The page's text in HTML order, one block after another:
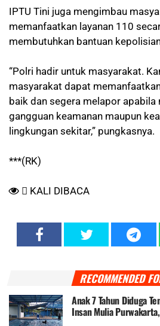
IPTU Tini juga mengimbau
memanfaatkan layanan 110
membutuhkan bantuan
“Polri hadir untuk masyarakat.
masyarakat dapat
baik dan segera melapor
gangguan keamanan maupun
lingkungan sekitar,” pungkasnya.
***(RK)
KALI DIBACA
RECOMMENDED
Anak 7 Tahun Diduga
Insan Mulia
Operasional Disorot